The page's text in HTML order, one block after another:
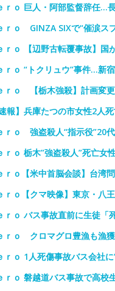
ｏ 巨人・阿部監督辞任…
ｏ GINZA SIXで“催涙ス
ｏ 【辺野古転覆事故】国
ｏ “トクリュウ”事件…新
ｏ 【栃木強殺】計画変
報】兵庫たつの市女性2人
ｒｏ 強盗殺人“指示役”20
ｏ 栃木”強盗殺人”死亡女
ｏ【米中首脳会談】台湾
ｏ【クマ映像】東京・八
ｏ バス事故直前に生徒「
ｒｏ クロマグロ豊漁も漁
ｏ 1人死傷事故バス会社
ｏ 磐越道バス事故で高校